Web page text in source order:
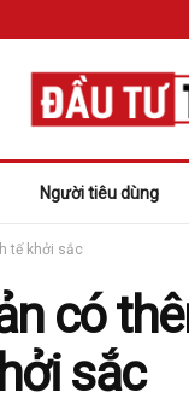
Người tiêu dùng
tế khởi sắc
có
sắc